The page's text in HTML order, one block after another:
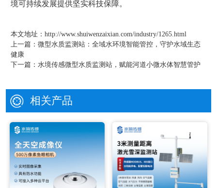
境可持续发展提供坚实科技保障。
本文地址： http://www.shuiwenzaixian.com/industry/1265.html
上一篇： 微型水质监测站：全域水环境智能管控，守护水域生态
健康
下一篇： 水境传感微型水质监测站，赋能河道小微水体智慧管护
相关产品